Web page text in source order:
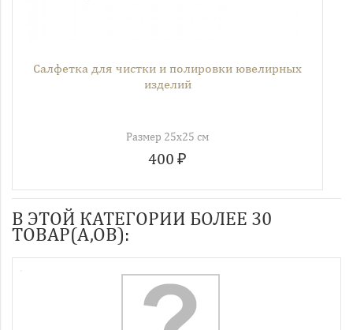
Салфетка для чистки и полировки ювелирных
изделий
Размер 25х25 см
400 ₽
В ЭТОЙ КАТЕГОРИИ БОЛЕЕ 30
ТОВАР(А,ОВ):